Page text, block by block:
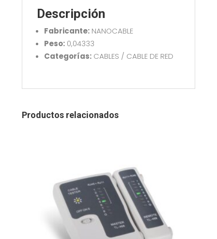
cantidad
Descripción
Fabricante:NANOCABLE
Peso:0,04333
Categorías:CABLES / CABLE DE RED
Productos relacionados